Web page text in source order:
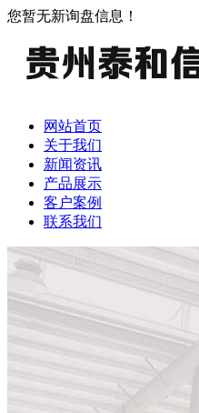
您暂无新询盘信息！
网站首页
关于我们
新闻资讯
产品展示
客户案例
联系我们